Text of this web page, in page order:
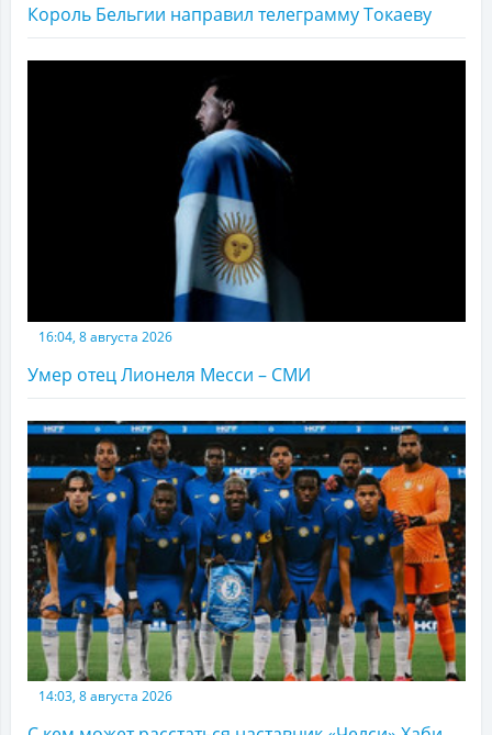
Король Бельгии направил телеграмму Токаеву
16:04, 8 августа 2026
Умер отец Лионеля Месси – СМИ
14:03, 8 августа 2026